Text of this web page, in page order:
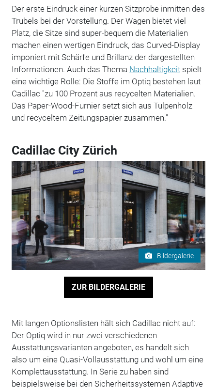
Der erste Eindruck einer kurzen Sitzprobe inmitten des
Trubels bei der Vorstellung. Der Wagen bietet viel
Platz, die Sitze sind super-bequem die Materialien
machen einen wertigen Eindruck, das Curved-Display
imponiert mit Schärfe und Brillanz der dargestellten
Informationen. Auch das Thema Nachhaltigkeitspielt
eine wichtige Rolle: Die Stoffe im Optiq bestehen laut
Cadillac "zu 100 Prozent aus recycelten Materialien.
Das Paper-Wood-Furnier setzt sich aus Tulpenholz
und recyceltem Zeitungspapier zusammen."
Cadillac City Zürich
Bildergalerie
ZUR BILDERGALERIE
Mit langen Optionslisten hält sich Cadillac nicht auf:
Der Optiq wird in nur zwei verschiedenen
Ausstattungsvarianten angeboten, es handelt sich
also um eine Quasi-Vollausstattung und wohl um eine
Komplettausstattung. In Serie zu haben sind
beispielsweise bei den Sicherheitssystemen Adaptive